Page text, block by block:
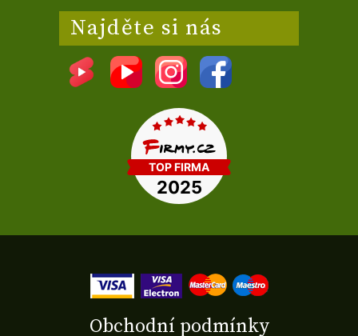
Najděte si nás
Obchodní podmínky